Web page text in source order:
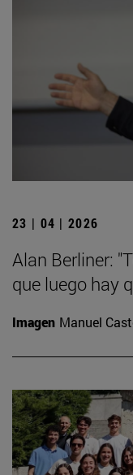
23 | 04 | 2026
Alan Berliner:
que luego hay
Imagen Manuel